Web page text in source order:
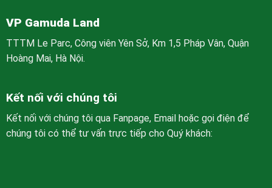
VP Gamuda Land
TTTM Le Parc, Công viên Yên Sở, Km 1,5 Pháp Vân, Quận
Hoàng Mai, Hà Nội.
Kết nối với chúng tôi
Kết nối với chúng tôi qua Fanpage, Email hoặc gọi điện để
chúng tôi có thể tư vấn trực tiếp cho Quý khách: